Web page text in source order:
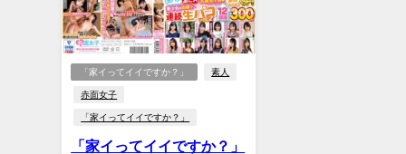
「家イってイイですか？」 素人
赤面女子
「家イってイイですか？」
「家イってイイですか？」